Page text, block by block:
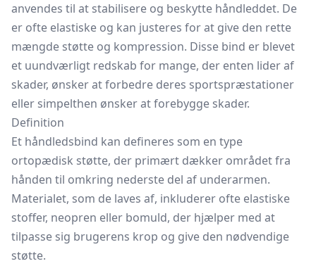
anvendes til at stabilisere og beskytte håndleddet. De
er ofte elastiske og kan justeres for at give den rette
mængde støtte og kompression. Disse bind er blevet
et uundværligt redskab for mange, der enten lider af
skader, ønsker at forbedre deres sportspræstationer
eller simpelthen ønsker at forebygge skader.
Definition
Et håndledsbind kan defineres som en type
ortopædisk støtte, der primært dækker området fra
hånden til omkring nederste del af underarmen.
Materialet, som de laves af, inkluderer ofte elastiske
stoffer, neopren eller bomuld, der hjælper med at
tilpasse sig brugerens krop og give den nødvendige
støtte.